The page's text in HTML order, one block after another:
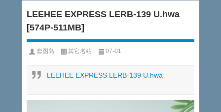
LEEHEE EXPRESS LERB-139 U.hwa
[574P-511MB]
套图岛 其它名站 07-01
LEEHEE EXPRESS LERB-139 U.hwa